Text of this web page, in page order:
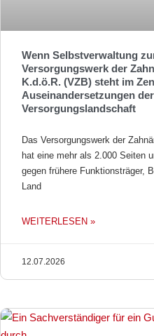
Wenn Selbstverwaltung
Versorgungswerk der
K.d.ö.R. (VZB) steht im
Auseinandersetzungen
Versorgungslandschaft
Das Versorgungswerk der
hat eine mehr als 2.000 Seiten
gegen frühere Funktionsträger,
Land
WEITERLESEN »
12.07.2026